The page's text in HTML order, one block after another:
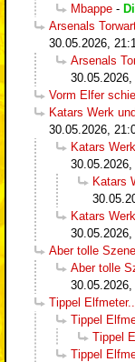
Mbappe -
Arsenals
30.05.2026,
Arsenals
Vorm Elfer
Katars Werk
30.05.2026,
Katars
Katars
Katars
Aber tolle
Aber tolle
Tippel Elfmeter...
Tippel
Tippel
Tippel